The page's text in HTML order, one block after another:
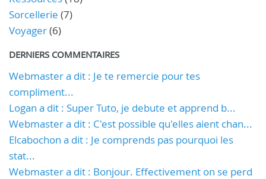
Sorcellerie (7)
Voyager(6)
DERNIERS COMMENTAIRES
Webmaster a dit : Je te remercie pour tes
compliment...
Logan a dit : Super Tuto, je debute et apprend b...
Webmaster a dit : C'est possible qu'elles aient chan...
Elcabochon a dit : Je comprends pas pourquoi les
stat...
Webmaster a dit : Bonjour. Effectivement on se perd